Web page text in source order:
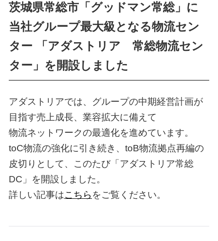
茨城県常総市「グッドマン常総」に
当社グループ最大級となる物流セン
ター 「アダストリア 常総物流セン
ター」を開設しました
アダストリアでは、グループの中期経営計画が
目指す売上成長、業容拡大に備えて
物流ネットワークの最適化を進めています。
toC物流の強化に引き続き、toB物流拠点再編の
皮切りとして、このたび「アダストリア常総
DC」を開設しました。
詳しい記事はこちら をご覧ください。